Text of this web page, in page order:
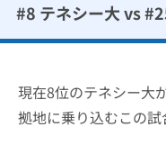
#8 テネシー大 vs
現在8位のテネシー大
拠地に乗り込むこの試